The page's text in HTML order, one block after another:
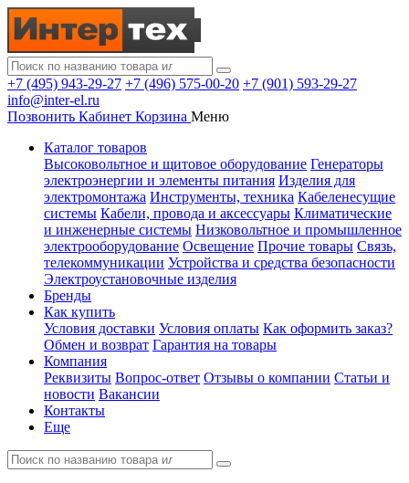
+7 (495) 943-29-27 +7 (496) 575-00-20 +7 (901) 593-29-27
info@inter-el.ru
Позвонить Кабинет Корзина Меню
Каталог товаров
Высоковольтное и щитовое оборудование Генераторы
электроэнергии и элементы питания Изделия для
электромонтажа Инструменты, техника Кабеленесущие
системы Кабели, провода и аксессуары Климатические
и инженерные системы Низковольтное и промышленное
электрооборудование Освещение Прочие товары Связь,
телекоммуникации Устройства и средства безопасности
Электроустановочные изделия
Бренды
Как купить
Условия доставки Условия оплаты Как оформить заказ?
Обмен и возврат Гарантия на товары
Компания
Реквизиты Вопрос-ответ Отзывы о компании Статьи и
новости Вакансии
Контакты
Еще